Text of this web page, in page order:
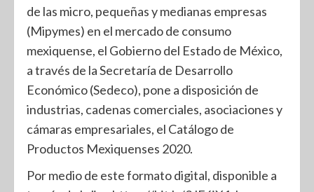
de las micro, pequeñas y medianas empresas
(Mipymes) en el mercado de consumo
mexiquense, el Gobierno del Estado de México,
a través de la Secretaría de Desarrollo
Económico (Sedeco), pone a disposición de
industrias, cadenas comerciales, asociaciones y
cámaras empresariales, el Catálogo de
Productos Mexiquenses 2020.
Por medio de este formato digital, disponible a